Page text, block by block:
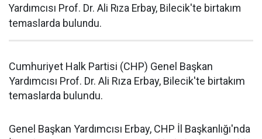
Yardımcısı Prof. Dr. Ali Rıza Erbay, Bilecik'te birtakım
temaslarda bulundu.
Cumhuriyet Halk Partisi (CHP) Genel Başkan
Yardımcısı Prof. Dr. Ali Rıza Erbay, Bilecik'te birtakım
temaslarda bulundu.
Genel Başkan Yardımcısı Erbay, CHP İl Başkanlığı'nda